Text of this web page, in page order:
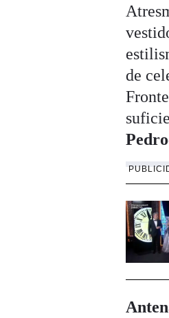
de